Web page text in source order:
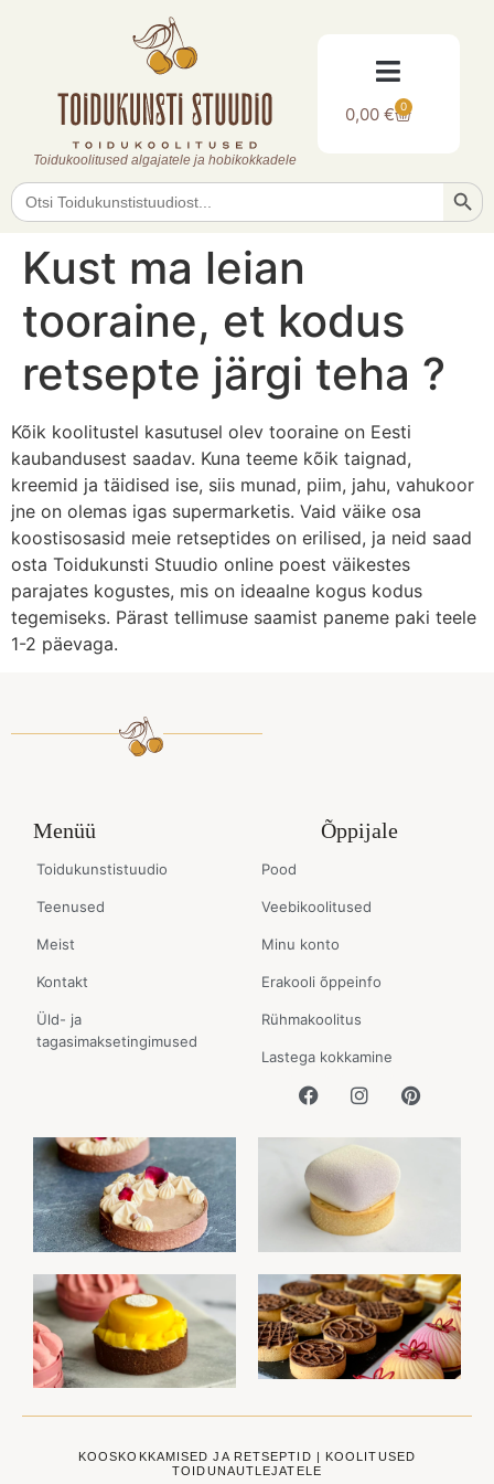
Toidukoolitused algajatele ja hobikokkadele
0,00€ 0
Search
for:
Kust ma leian
tooraine, et kodus
retsepte järgi teha ?
Kõik koolitustel kasutusel olev tooraine on Eesti
kaubandusest saadav. Kuna teeme kõik taignad,
kreemid ja täidised ise, siis munad, piim, jahu, vahukoor
jne on olemas igas supermarketis. Vaid väike osa
koostisosasid meie retseptides on erilised, ja neid saad
osta Toidukunsti Stuudio online poest väikestes
parajates kogustes, mis on ideaalne kogus kodus
tegemiseks. Pärast tellimuse saamist paneme paki teele
1-2 päevaga.
Menüü
Toidukunstistuudio
Teenused
Meist
Kontakt
Üld- ja
tagasimaksetingimused
Õppijale
Pood
Veebikoolitused
Minu konto
Erakooli õppeinfo
Rühmakoolitus
Lastega kokkamine
KOOSKOKKAMISED JA RETSEPTID | KOOLITUSED
TOIDUNAUTLEJATELE